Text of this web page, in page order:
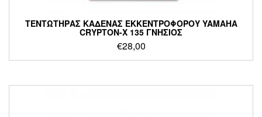
ΤΕΝΤΩΤΗΡΑΣ ΚΑΔΕΝΑΣ ΕΚΚΕΝΤΡΟΦΟΡΟΥ YAMAHA
CRYPTON-X 135 ΓΝΗΣΙΟΣ
€28,00